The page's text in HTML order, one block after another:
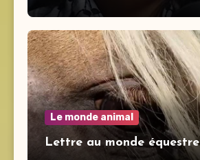
Le monde animal
Lettre au monde équestre